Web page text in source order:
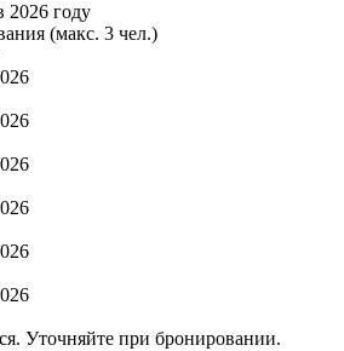
году
(макс. 3 чел.)
Уточняйте при бронировании.